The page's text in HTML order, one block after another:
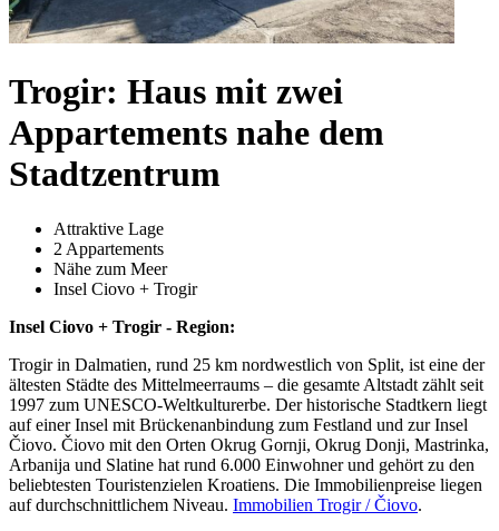
Trogir: Haus mit zwei
Appartements nahe dem
Stadtzentrum
Attraktive Lage
2 Appartements
Nähe zum Meer
Insel Ciovo + Trogir
Insel Ciovo + Trogir - Region:
Trogir in Dalmatien, rund 25 km nordwestlich von Split, ist eine der
ältesten Städte des Mittelmeerraums – die gesamte Altstadt zählt seit
1997 zum UNESCO-Weltkulturerbe. Der historische Stadtkern liegt
auf einer Insel mit Brückenanbindung zum Festland und zur Insel
Čiovo. Čiovo mit den Orten Okrug Gornji, Okrug Donji, Mastrinka,
Arbanija und Slatine hat rund 6.000 Einwohner und gehört zu den
beliebtesten Touristenzielen Kroatiens. Die Immobilienpreise liegen
auf durchschnittlichem Niveau. Immobilien Trogir / Čiovo.